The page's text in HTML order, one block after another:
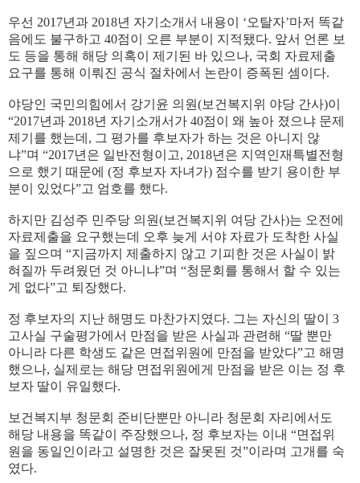
우선 2017년과 2018년 자기소개서 내용이 ‘오탈자’마저 똑같
음에도 불구하고 40점이 오른 부분이 지적됐다. 앞서 언론 보
도 등을 통해 해당 의혹이 제기된 바 있으나, 국회 자료제출
요구를 통해 이뤄진 공식 절차에서 논란이 증폭된 셈이다.
야당인 국민의힘에서 강기윤 의원(보건복지위 야당 간사)이
“2017년과 2018년 자기소개서가 40점이 왜 높아 졌으냐 문제
제기를 했는데, 그 평가를 후보자가 하는 것은 아니지 않
냐”며 “2017년은 일반전형이고, 2018년은 지역인재특별전형
으로 했기 때문에 (정 후보자 자녀가) 점수를 받기 용이한 부
분이 있었다”고 엄호를 했다.
하지만 김성주 민주당 의원(보건복지위 여당 간사)는 오전에
자료제출을 요구했는데 오후 늦게 서야 자료가 도착한 사실
을 짚으며 “지금까지 제출하지 않고 기피한 것은 사실이 밝
혀질까 두려웠던 것 아니냐”며 “청문회를 통해서 할 수 있는
게 없다”고 퇴장했다.
정 후보자의 지난 해명도 마찬가지였다. 그는 자신의 딸이 3
고사실 구술평가에서 만점을 받은 사실과 관련해 “딸 뿐만
아니라 다른 학생도 같은 면접위원에 만점을 받았다”고 해명
했으나, 실제로는 해당 면접위원에게 만점을 받은 이는 정 후
보자 딸이 유일했다.
보건복지부 청문회 준비단뿐만 아니라 청문회 자리에서도
해당 내용을 똑같이 주장했으나, 정 후보자는 이내 “면접위
원을 동일인이라고 설명한 것은 잘못된 것”이라며 고개를 숙
였다.